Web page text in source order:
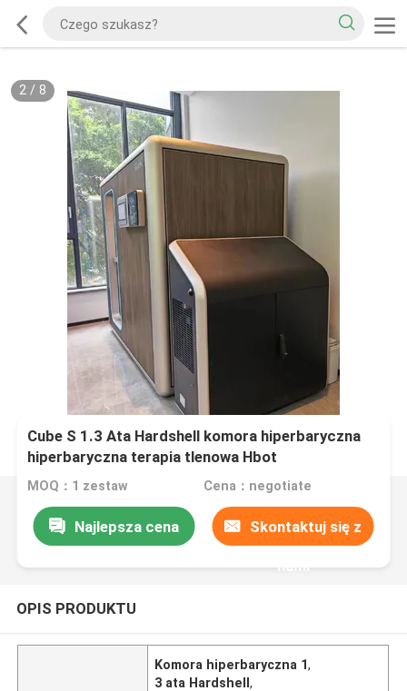
2/ 8
Cube S 1.3 Ata Hardshell komora hiperbaryczna
hiperbaryczna terapia tlenowa Hbot
MOQ：1 zestaw Cena：negotiate
Najlepsza cena Skontaktuj się z
nami
OPIS PRODUKTU
Komora hiperbaryczna 1,
3 ata Hardshell,